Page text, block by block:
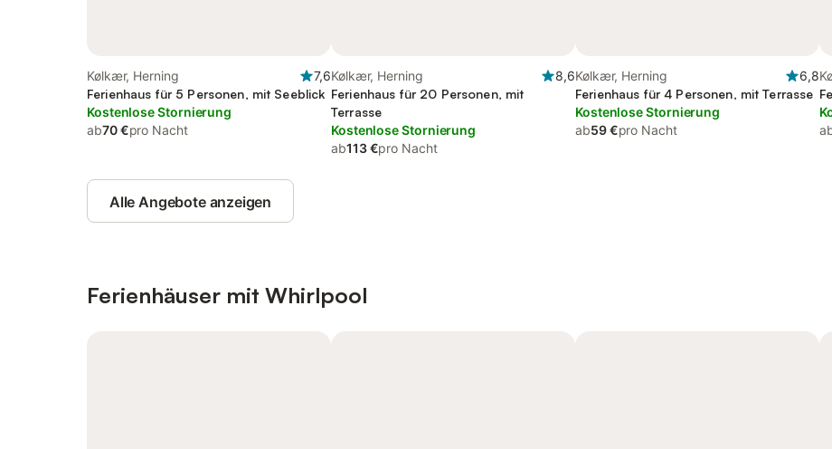
Kølkær, Herning
7,6
Ferienhaus für 5 Personen, mit Seeblick
Kostenlose Stornierung
ab70 €pro Nacht
Kølkær, Herning
8,6
Ferienhaus für 20 Personen, mit
Terrasse
Kostenlose Stornierung
ab113 €pro Nacht
Kølkær, Herning
6,8
Ferienhaus für 4 Personen, mit Terrasse
Kostenlose Stornierung
ab59 €pro Nacht
Alle Angebote anzeigen
Ferienhäuser mit Whirlpool